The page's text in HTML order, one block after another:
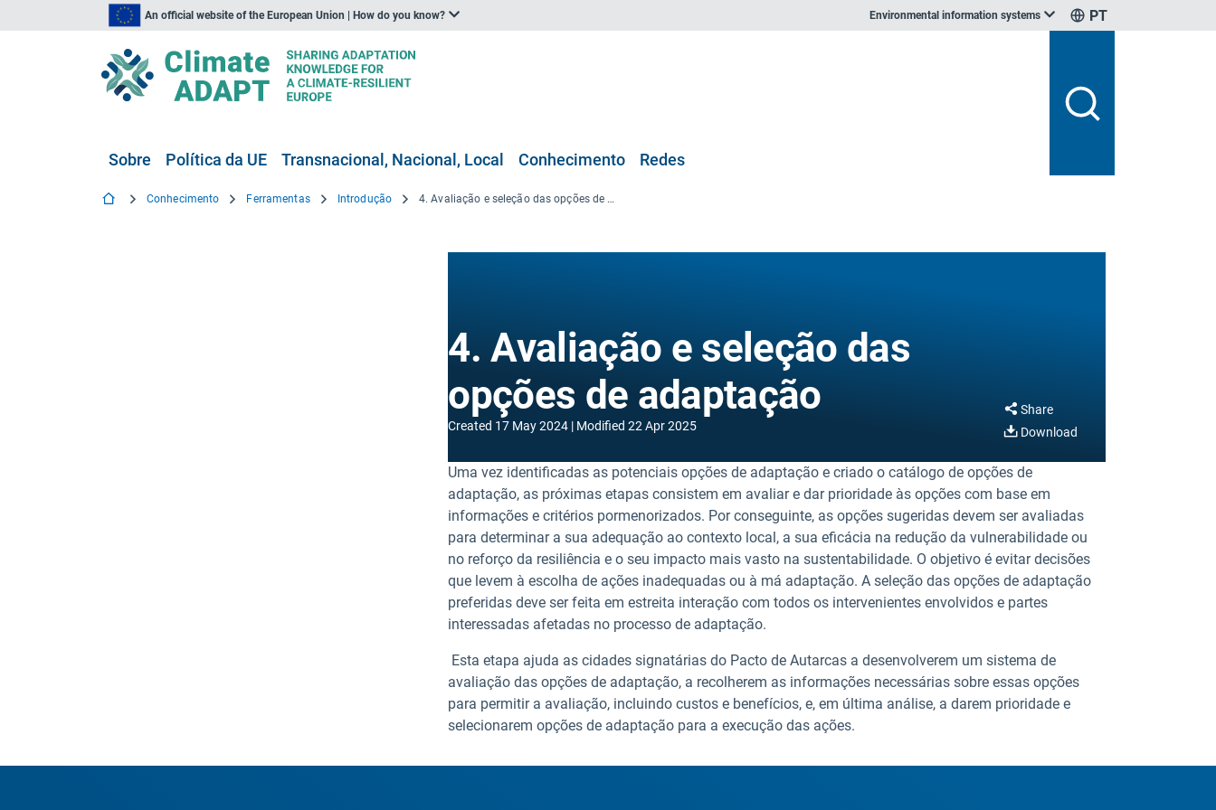
An official website of the European Union | How do you know? Environmental information systems PT
Sobre Política da UE Transnacional, Nacional, Local Conhecimento Redes
Conhecimento Ferramentas Introdução 4. Avaliação e seleção das opções de adaptação
4. Avaliação e seleção das
opções de adaptação
Created 17 May 2024 Modified 22 Apr 2025
Share
Download
Uma vez identificadas as potenciais opções de adaptação e criado o catálogo de opções de
adaptação, as próximas etapas consistem em avaliar e dar prioridade às opções com base em
informações e critérios pormenorizados. Por conseguinte, as opções sugeridas devem ser avaliadas
para determinar a sua adequação ao contexto local, a sua eficácia na redução da vulnerabilidade ou
no reforço da resiliência e o seu impacto mais vasto na sustentabilidade. O objetivo é evitar decisões
que levem à escolha de ações inadequadas ou à má adaptação. A seleção das opções de adaptação
preferidas deve ser feita em estreita interação com todos os intervenientes envolvidos e partes
interessadas afetadas no processo de adaptação.
Esta etapa ajuda as cidades signatárias do Pacto de Autarcas a desenvolverem um sistema de
avaliação das opções de adaptação, a recolherem as informações necessárias sobre essas opções
para permitir a avaliação, incluindo custos e benefícios, e, em última análise, a darem prioridade e
selecionarem opções de adaptação para a execução das ações.